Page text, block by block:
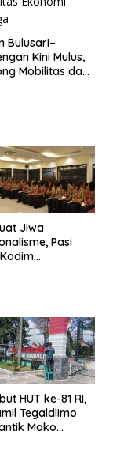
Bulusari–
Kini Mulus,
Mobilitas dan
Jiwa
Pasi
HUT ke-81 RI,
Tegaldlimo
Mako